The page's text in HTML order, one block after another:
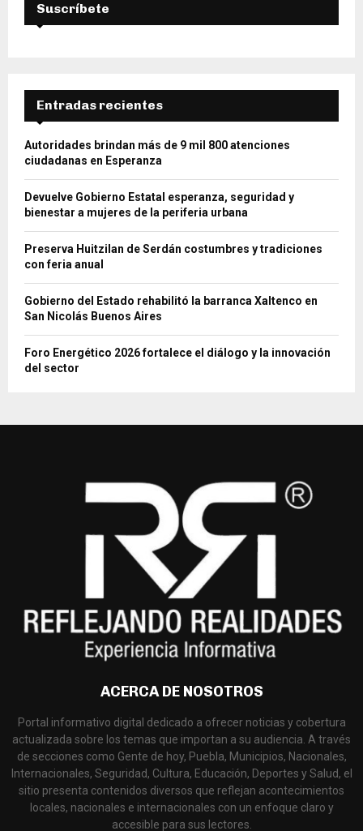
Suscríbete
Entradas recientes
Autoridades brindan más de 9 mil 800 atenciones
ciudadanas en Esperanza
Devuelve Gobierno Estatal esperanza, seguridad y
bienestar a mujeres de la periferia urbana
Preserva Huitzilan de Serdán costumbres y tradiciones
con feria anual
Gobierno del Estado rehabilitó la barranca Xaltenco en
San Nicolás Buenos Aires
Foro Energético 2026 fortalece el diálogo y la innovación
del sector
ACERCA DE NOSOTROS
Portal informativo digital dedicado a ofrecer noticias y cobertura
actualizada sobre los temas que importan a su audiencia. A través
de secciones como Gente de hoy, Puebla, Municipios, Nacionales,
Internacionales, Seguridad, Cultura, Educación, Deportes y Salud, el
sitio presenta contenidos diversos que reflejan acontecimientos
locales, nacionales e internacionales con un enfoque claro y
accesible para sus lectores.